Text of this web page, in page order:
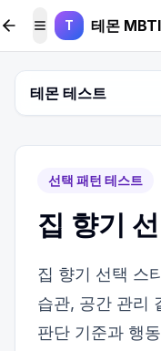
본문 바로가기
메뉴 토글
T 테몬 MBTI
테몬 테스트
선택 패턴 테스트
집 향기
집 향기 선택 스
습관, 공간 관리
판단 기준과 행